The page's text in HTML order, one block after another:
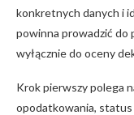
konkretnych danych i
powinna prowadzić do
wyłącznie do oceny
Krok pierwszy polega
opodatkowania, status